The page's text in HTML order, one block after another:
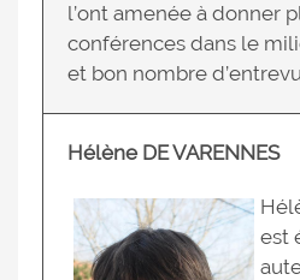
l’ont amenée à donner
conférences dans le
et bon nombre
Hélène DE VARENNES
est